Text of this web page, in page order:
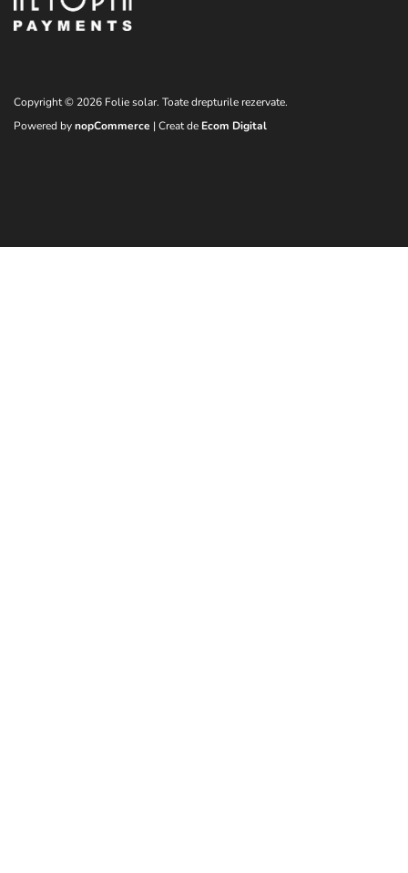
Copyright © 2026 Folie solar. Toate drepturile rezervate.
Powered bynopCommerce | Creat de Ecom Digital